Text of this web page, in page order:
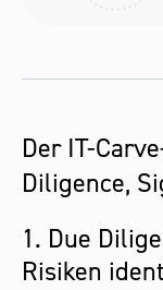
Der IT-
Diligence,
1. Due
Risiken